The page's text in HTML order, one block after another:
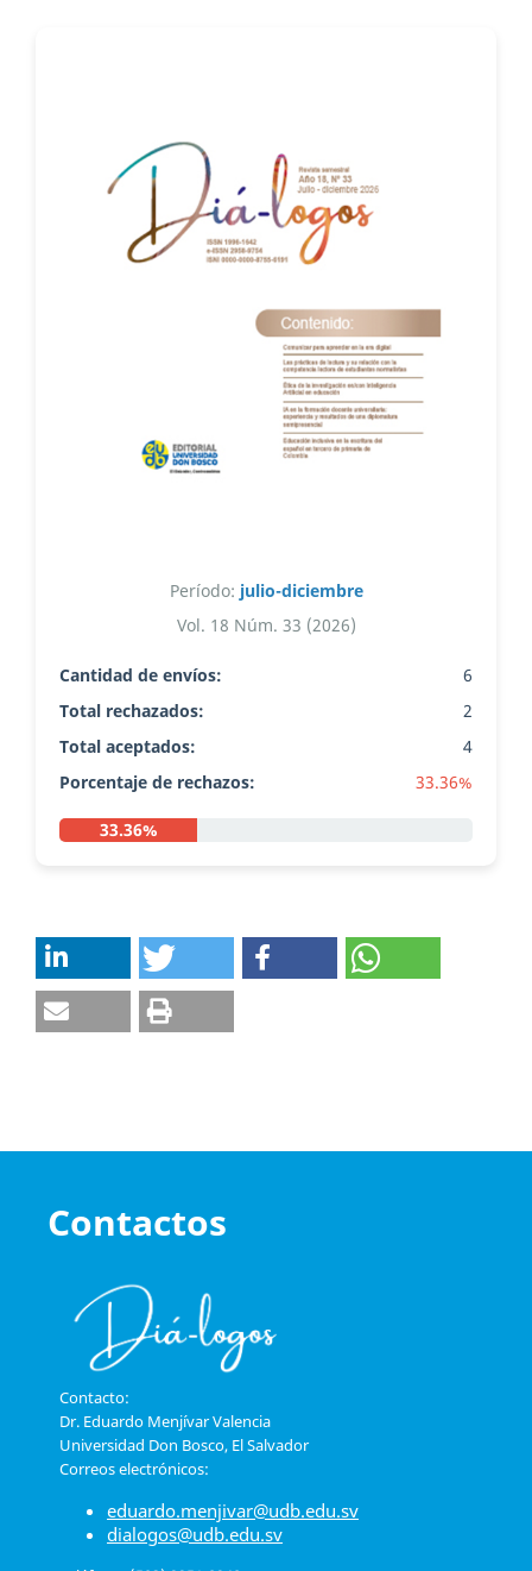
Período: julio-diciembre
Vol. 18 Núm. 33 (2026)
Cantidad de envíos:
6
Total rechazados:
2
Total aceptados:
4
Porcentaje de rechazos:
33.36%
33.36%
Contactos
Contacto:
Dr. Eduardo Menjívar Valencia
Universidad Don Bosco, El Salvador
Correos electrónicos:
eduardo.menjivar@udb.edu.sv
dialogos@udb.edu.sv